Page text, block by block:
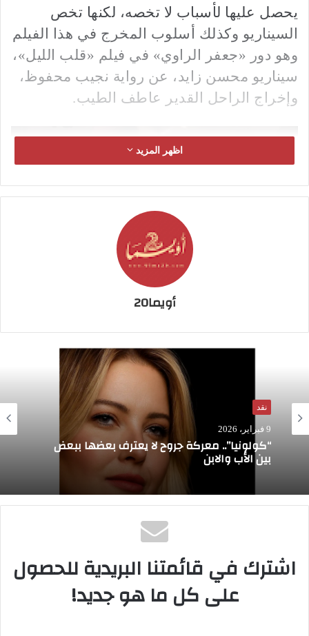
يحصل عليها لأسباب لا تخصه، لكنها تخص
السيناريو وكذلك أسلوب المخرج في هذا الفيلم
وهو دور «جعفر الراوي» في فيلم «قلب الليل»،
سيناريو محسن زايد، عن رواية نجيب محفوظ،
وإخراج الراحل القدير عاطف الطيب.
قلت له: قبل أن أسمع تعليقك.. دعني أسألك
حول إحساسي بأن هذا الفيلم خارج عن سياق
اظهر المزيد
أويما20
نقد
9 فبراير، 2026
“كولونيا”.. معركة جروح لا يعترف بعضها ببعض
بين الأب والابن
اشترك في قائمتنا البريدية للحصول
على كل ما هو جديد!